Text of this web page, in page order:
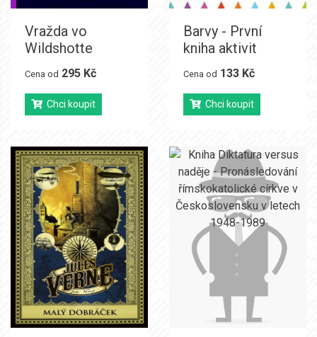
Vražda vo
Wildshotte
Cena od 295 Kč
Chci koupit
Barvy - První
kniha aktivit
Cena od 133 Kč
Chci koupit